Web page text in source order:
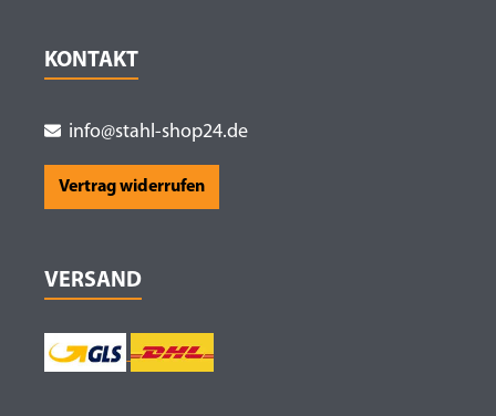
KONTAKT
info@stahl-shop24.de
Vertrag widerrufen
VERSAND